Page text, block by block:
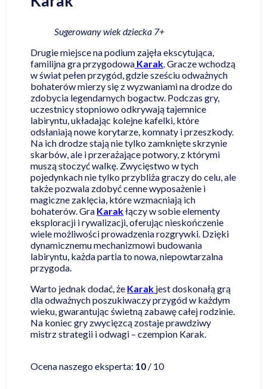
Sugerowany wiek dziecka 7+
Drugie miejsce na podium zajęła ekscytująca,
familijna gra przygodowa Karak. Gracze wchodzą
w świat pełen przygód, gdzie sześciu odważnych
bohaterów mierzy się z wyzwaniami na drodze do
zdobycia legendarnych bogactw. Podczas gry,
uczestnicy stopniowo odkrywają tajemnice
labiryntu, układając kolejne kafelki, które
odsłaniają nowe korytarze, komnaty i przeszkody.
Na ich drodze stają nie tylko zamknięte skrzynie
skarbów, ale i przerażające potwory, z którymi
muszą stoczyć walkę. Zwycięstwo w tych
pojedynkach nie tylko przybliża graczy do celu, ale
także pozwala zdobyć cenne wyposażenie i
magiczne zaklęcia, które wzmacniają ich
bohaterów. Gra Karakłączy w sobie elementy
eksploracji i rywalizacji, oferując nieskończenie
wiele możliwości prowadzenia rozgrywki. Dzięki
dynamicznemu mechanizmowi budowania
labiryntu, każda partia to nowa, niepowtarzalna
przygoda.
Warto jednak dodać, że Karak jest doskonałą grą
dla odważnych poszukiwaczy przygód w każdym
wieku, gwarantując świetną zabawę całej rodzinie.
Na koniec gry zwycięzcą zostaje prawdziwy
mistrz strategii i odwagi – czempion Karak.
Ocena naszego eksperta: 10 / 10